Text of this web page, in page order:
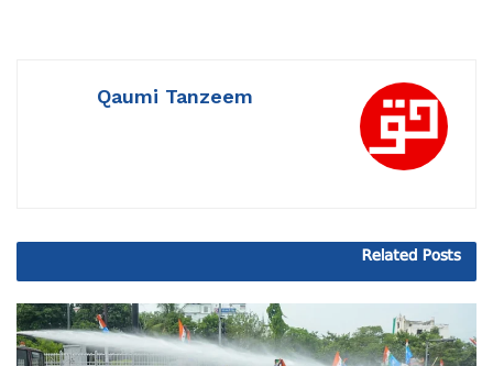
Qaumi Tanzeem
Related Posts